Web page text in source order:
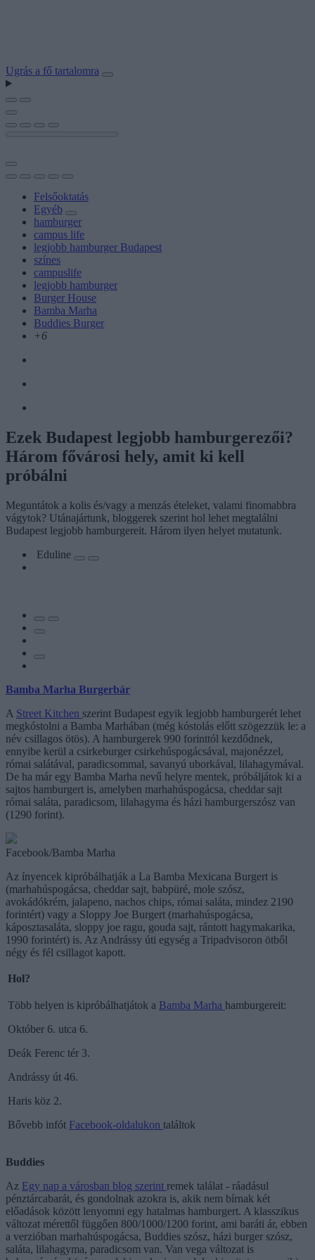
Ugrás a fő tartalomra
Felsőoktatás
Egyéb
hamburger
campus life
legjobb hamburger Budapest
színes
campuslife
legjobb hamburger
Burger House
Bamba Marha
Buddies Burger
+6
Ezek Budapest legjobb hamburgerezői?
Három fővárosi hely, amit ki kell
próbálni
Meguntátok a kolis és/vagy a menzás ételeket, valami finomabbra
vágytok? Utánajártunk, bloggerek szerint hol lehet megtalálni
Budapest legjobb hamburgereit. Három ilyen helyet mutatunk.
Eduline
Bamba Marha Burgerbár
A Street Kitchen szerint Budapest egyik legjobb hamburgerét lehet
megkóstolni a Bamba Marhában (még kóstolás előtt szögezzük le: a
név csillagos ötös). A hamburgerek 990 forinttól kezdődnek,
ennyibe kerül a csirkeburger csirkehúspogácsával, majonézzel,
római salátával, paradicsommal, savanyú uborkával, lilahagymával.
De ha már egy Bamba Marha nevű helyre mentek, próbáljátok ki a
sajtos hamburgert is, amelyben marhahúspogácsa, cheddar sajt
római saláta, paradicsom, lilahagyma és házi hamburgerszósz van
(1290 forint).
Facebook/Bamba Marha
Az ínyencek kipróbálhatják a La Bamba Mexicana Burgert is
(marhahúspogácsa, cheddar sajt, babpüré, mole szósz,
avokádókrém, jalapeno, nachos chips, római saláta, mindez 2190
forintért) vagy a Sloppy Joe Burgert (marhahúspogácsa,
káposztasaláta, sloppy joe ragu, gouda sajt, rántott hagymakarika,
1990 forintért) is. Az Andrássy úti egység a Tripadvisoron ötből
négy és fél csillagot kapott.
Hol?
Több helyen is kipróbálhatjátok a Bamba Marha hamburgereit:
Október 6. utca 6.
Deák Ferenc tér 3.
Andrássy út 46.
Haris köz 2.
Bővebb infót Facebook-oldalukon találtok
Buddies
Az Egy nap a városban blog szerint remek találat - ráadásul
pénztárcabarát, és gondolnak azokra is, akik nem bírnak két
előadások között lenyomni egy hatalmas hamburgert. A klasszikus
változat mérettől függően 800/1000/1200 forint, ami baráti ár, ebben
a verzióban marhahúspogácsa, Buddies szósz, házi burger szósz,
saláta, lilahagyma, paradicsom van. Van vega változat is